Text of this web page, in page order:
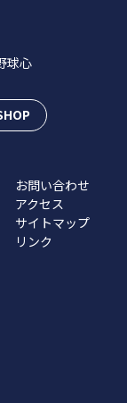
球心
お問い合わせ
アクセス
サイトマップ
リンク